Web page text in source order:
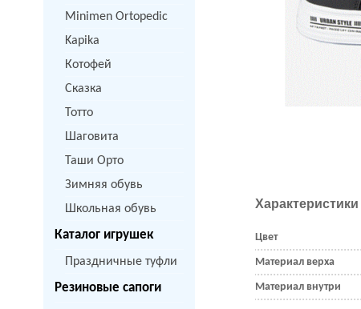
Minimen Ortopedic
Kapika
Котофей
Сказка
Тотто
Шаговита
Таши Орто
Зимняя обувь
Школьная обувь
Каталог игрушек
Праздничные туфли
Резиновые сапоги
Характеристики
Цвет
Материал верха
Материал внутри